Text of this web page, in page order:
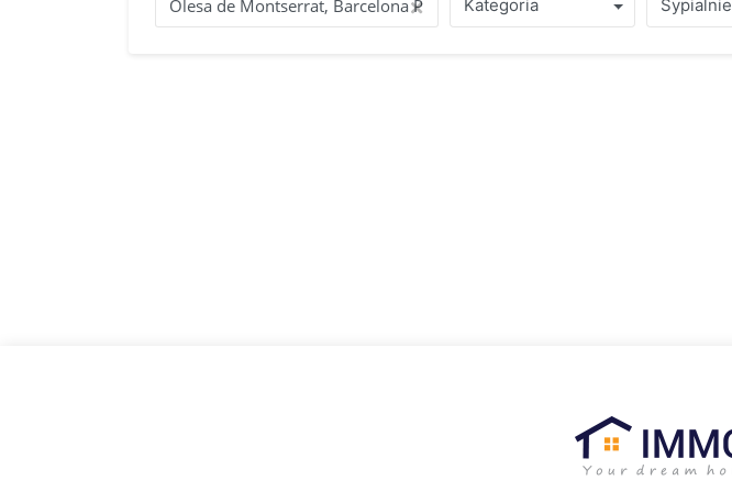
oglądnac nieruchomości który został przez Ciebie wybrany.
Kategoria Sypialnie